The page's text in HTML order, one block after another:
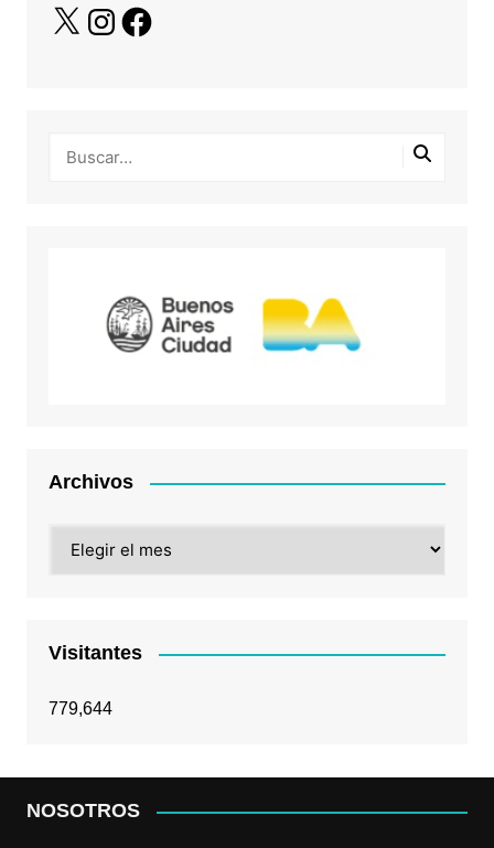
X InstagramFacebook
Archivos
Visitantes
779,644
NOSOTROS